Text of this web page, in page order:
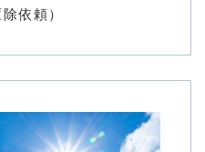
まかせください
フォーム
の受付
依頼）